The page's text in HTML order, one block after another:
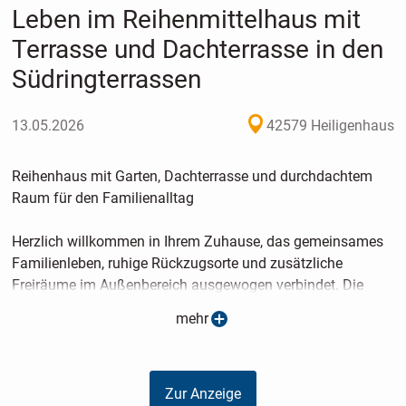
Leben im Reihenmittelhaus mit
Terrasse und Dachterrasse in den
Südringterrassen
13.05.2026 42579 Heiligenhaus
Reihenhaus mit Garten, Dachterrasse und durchdachtem
Raum für den Familienalltag
Herzlich willkommen in Ihrem Zuhause, das gemeinsames
Familienleben, ruhige Rückzugsorte und zusätzliche
Freiräume im Außenbereich ausgewogen verbindet. Die
durchdachte Aufteilung bietet Platz für unterschiedliche
Lebensentwürfe und wächst mit den Anforderungen des
Im Erdgeschoss beginnt das Ankommen mit einem gut
mehr
Zur Anzeige